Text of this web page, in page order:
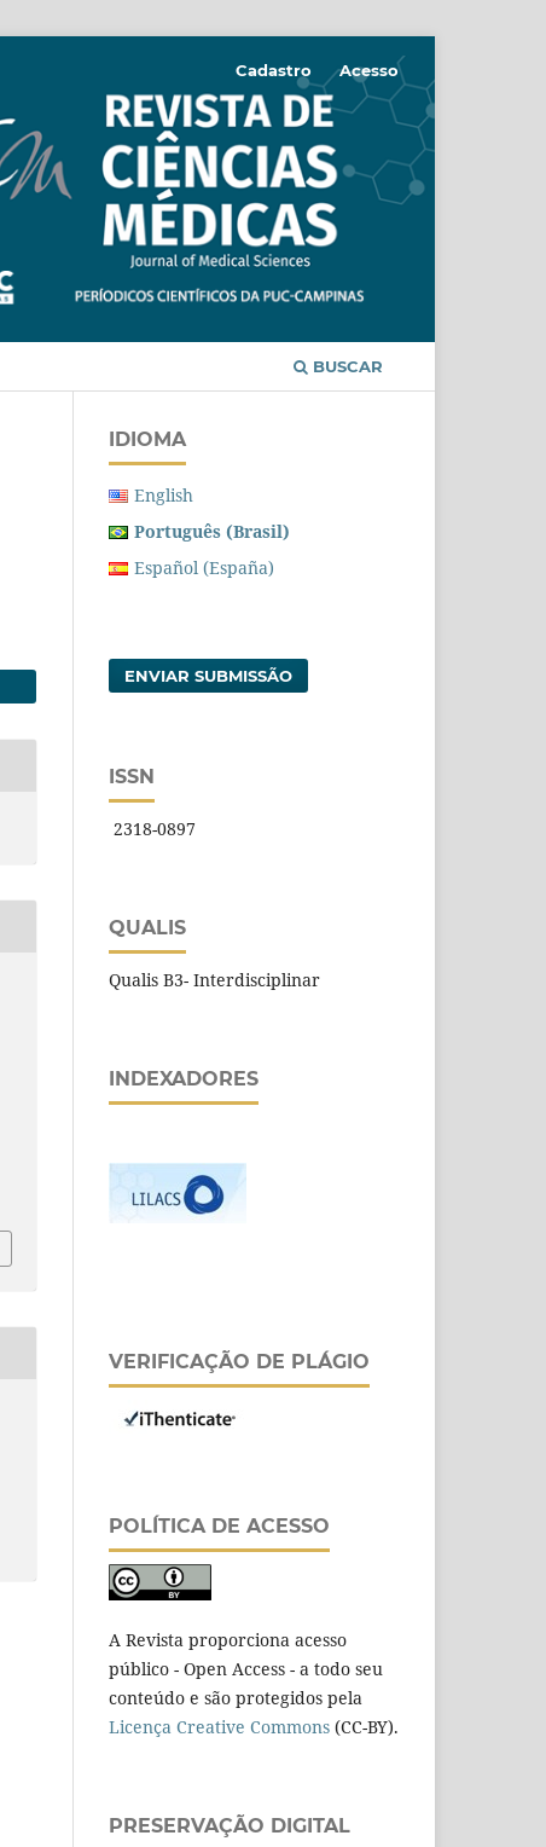
BUSCAR
Cadastro Acesso
IDIOMA
English
Português (Brasil)
Español (España)
ENVIAR SUBMISSÃO
ISSN
2318-0897
QUALIS
Qualis B3- Interdisciplinar
INDEXADORES
VERIFICAÇÃO DE PLÁGIO
POLÍTICA DE ACESSO
A Revista proporciona acesso
público - Open Access - a todo seu
conteúdo e são protegidos pela
Licença Creative Commons (CC-BY).
PRESERVAÇÃO DIGITAL